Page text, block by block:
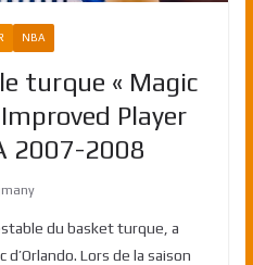
NBA
turque « Magic
Player
2007-2008
du basket turque, a
d’Orlando. Lors de la saison